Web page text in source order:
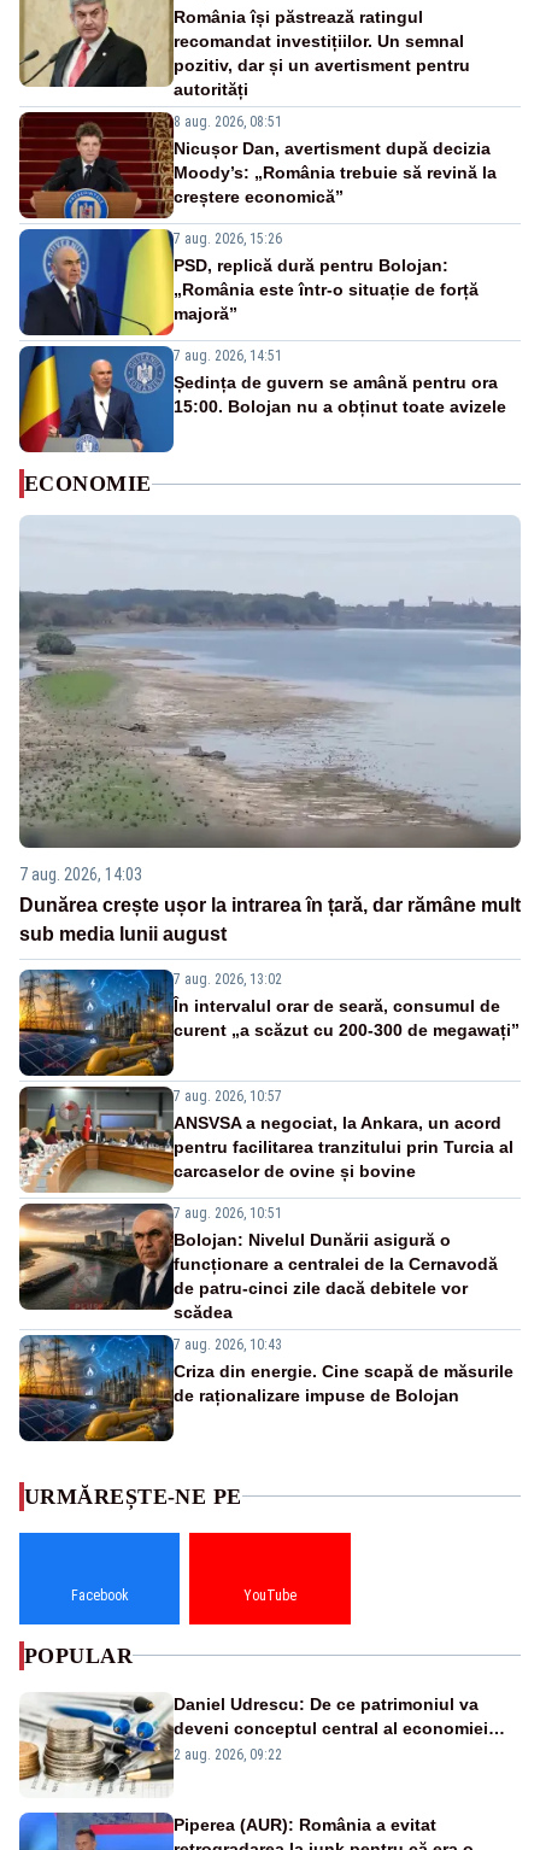
România își păstrează ratingul
recomandat investițiilor. Un semnal
pozitiv, dar și un avertisment pentru
autorități
8 aug. 2026, 08:51
Nicușor Dan, avertisment după decizia
Moody’s: „România trebuie să revină la
creștere economică”
7 aug. 2026, 15:26
PSD, replică dură pentru Bolojan:
„România este într-o situație de forță
majoră”
7 aug. 2026, 14:51
Ședința de guvern se amână pentru ora
15:00. Bolojan nu a obținut toate avizele
ECONOMIE
7 aug. 2026, 14:03
Dunărea crește ușor la intrarea în țară, dar rămâne mult
sub media lunii august
7 aug. 2026, 13:02
În intervalul orar de seară, consumul de
curent „a scăzut cu 200-300 de megawați”
7 aug. 2026, 10:57
ANSVSA a negociat, la Ankara, un acord
pentru facilitarea tranzitului prin Turcia al
carcaselor de ovine și bovine
7 aug. 2026, 10:51
Bolojan: Nivelul Dunării asigură o
funcționare a centralei de la Cernavodă
de patru-cinci zile dacă debitele vor
scădea
7 aug. 2026, 10:43
Criza din energie. Cine scapă de măsurile
de raționalizare impuse de Bolojan
URMĂREȘTE-NE PE
Facebook YouTube
POPULAR
Daniel Udrescu: De ce patrimoniul va
deveni conceptul central al economiei
viitoare?
2 aug. 2026, 09:22
Piperea (AUR): România a evitat